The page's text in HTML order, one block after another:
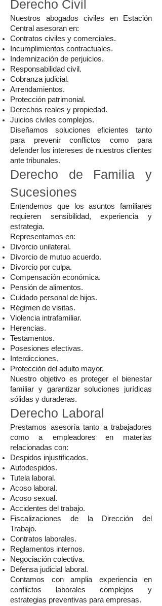
Derecho Civil
Nuestros abogados civiles en Estación
Central asesoran en:
Contratos civiles y comerciales.
Incumplimientos contractuales.
Indemnización de perjuicios.
Responsabilidad civil.
Cobranza judicial.
Arrendamientos.
Protección patrimonial.
Derechos reales y propiedad.
Juicios civiles complejos.
Diseñamos soluciones eficientes tanto
para prevenir conflictos como para
defender los intereses de nuestros clientes
ante tribunales.
Derecho de Familia y
Sucesiones
Entendemos que los asuntos familiares
requieren sensibilidad, experiencia y
estrategia.
Representamos en:
Divorcio unilateral.
Divorcio de mutuo acuerdo.
Divorcio por culpa.
Compensación económica.
Pensión de alimentos.
Cuidado personal de hijos.
Régimen de visitas.
Violencia intrafamiliar.
Herencias.
Testamentos.
Posesiones efectivas.
Interdicciones.
Protección del adulto mayor.
Nuestro objetivo es proteger el bienestar
familiar y garantizar soluciones jurídicas
sólidas y duraderas.
Derecho Laboral
Prestamos asesoría tanto a trabajadores
como a empleadores en materias
relacionadas con:
Despidos injustificados.
Autodespidos.
Tutela laboral.
Acoso laboral.
Acoso sexual.
Accidentes del trabajo.
Fiscalizaciones de la Dirección del
Trabajo.
Contratos laborales.
Reglamentos internos.
Negociación colectiva.
Defensa judicial laboral.
Contamos con amplia experiencia en
conflictos laborales complejos y
estrategias preventivas para empresas.